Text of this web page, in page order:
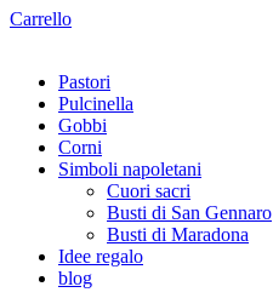
Carrello
Pastori
Pulcinella
Gobbi
Corni
Simboli napoletani
Cuori sacri
Busti di San Gennaro
Busti di Maradona
Idee regalo
blog